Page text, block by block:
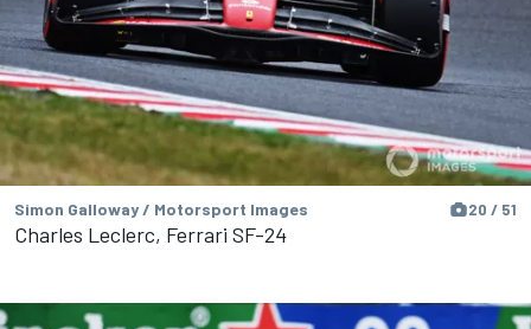
Simon Galloway / Motorsport Images 20 / 51
Charles Leclerc, Ferrari SF-24